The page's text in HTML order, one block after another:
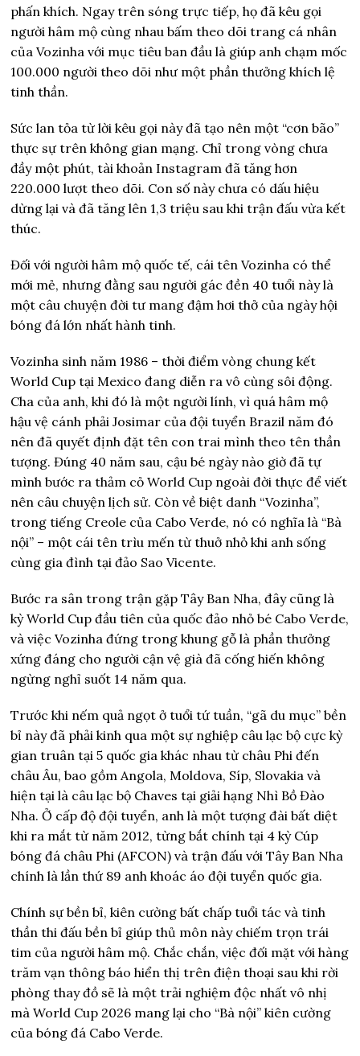
phấn khích. Ngay trên sóng trực tiếp, họ đã kêu gọi
người hâm mộ cùng nhau bấm theo dõi trang cá nhân
của Vozinha với mục tiêu ban đầu là giúp anh chạm mốc
100.000 người theo dõi như một phần thưởng khích lệ
tinh thần.
Sức lan tỏa từ lời kêu gọi này đã tạo nên một “cơn bão”
thực sự trên không gian mạng. Chỉ trong vòng chưa
đầy một phút, tài khoản Instagram đã tăng hơn
220.000 lượt theo dõi. Con số này chưa có dấu hiệu
dừng lại và đã tăng lên 1,3 triệu sau khi trận đấu vừa kết
thúc.
Đối với người hâm mộ quốc tế, cái tên Vozinha có thể
mới mẻ, nhưng đằng sau người gác đền 40 tuổi này là
một câu chuyện đời tư mang đậm hơi thở của ngày hội
bóng đá lớn nhất hành tinh.
Vozinha sinh năm 1986 – thời điểm vòng chung kết
World Cup tại Mexico đang diễn ra vô cùng sôi động.
Cha của anh, khi đó là một người lính, vì quá hâm mộ
hậu vệ cánh phải Josimar của đội tuyển Brazil năm đó
nên đã quyết định đặt tên con trai mình theo tên thần
tượng. Đúng 40 năm sau, cậu bé ngày nào giờ đã tự
mình bước ra thảm cỏ World Cup ngoài đời thực để viết
nên câu chuyện lịch sử. Còn về biệt danh “Vozinha”,
trong tiếng Creole của Cabo Verde, nó có nghĩa là “Bà
nội” – một cái tên trìu mến từ thuở nhỏ khi anh sống
cùng gia đình tại đảo Sao Vicente.
Bước ra sân trong trận gặp Tây Ban Nha, đây cũng là
kỳ World Cup đầu tiên của quốc đảo nhỏ bé Cabo Verde,
và việc Vozinha đứng trong khung gỗ là phần thưởng
xứng đáng cho người cận vệ già đã cống hiến không
ngừng nghỉ suốt 14 năm qua.
Trước khi nếm quả ngọt ở tuổi tứ tuần, “gã du mục” bền
bỉ này đã phải kinh qua một sự nghiệp câu lạc bộ cực kỳ
gian truân tại 5 quốc gia khác nhau từ châu Phi đến
châu Âu, bao gồm Angola, Moldova, Síp, Slovakia và
hiện tại là câu lạc bộ Chaves tại giải hạng Nhì Bồ Đào
Nha. Ở cấp độ đội tuyển, anh là một tượng đài bất diệt
khi ra mắt từ năm 2012, từng bắt chính tại 4 kỳ Cúp
bóng đá châu Phi (AFCON) và trận đấu với Tây Ban Nha
chính là lần thứ 89 anh khoác áo đội tuyển quốc gia.
Chính sự bền bỉ, kiên cường bất chấp tuổi tác và tinh
thần thi đấu bền bỉ giúp thủ môn này chiếm trọn trái
tim của người hâm mộ. Chắc chắn, việc đối mặt với hàng
trăm vạn thông báo hiển thị trên điện thoại sau khi rời
phòng thay đồ sẽ là một trải nghiệm độc nhất vô nhị
mà World Cup 2026 mang lại cho “Bà nội” kiên cường
của bóng đá Cabo Verde.